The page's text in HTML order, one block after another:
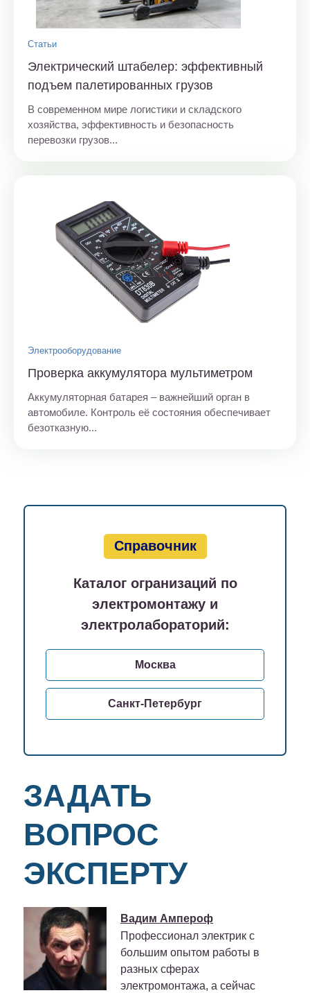
Статьи
Электрический штабелер: эффективный
подъем палетированных грузов
В современном мире логистики и складского
хозяйства, эффективность и безопасность
перевозки грузов...
Электрооборудование
Проверка аккумулятора мультиметром
Аккумуляторная батарея – важнейший орган в
автомобиле. Контроль её состояния обеспечивает
безотказную...
Справочник
Каталог огранизаций по
электромонтажу и
электролабораторий:
Москва
Санкт-Петербург
ЗАДАТЬ
ВОПРОС
ЭКСПЕРТУ
Вадим Ампероф
Профессионал электрик с
большим опытом работы в
разных сферах
электромонтажа, а сейчас